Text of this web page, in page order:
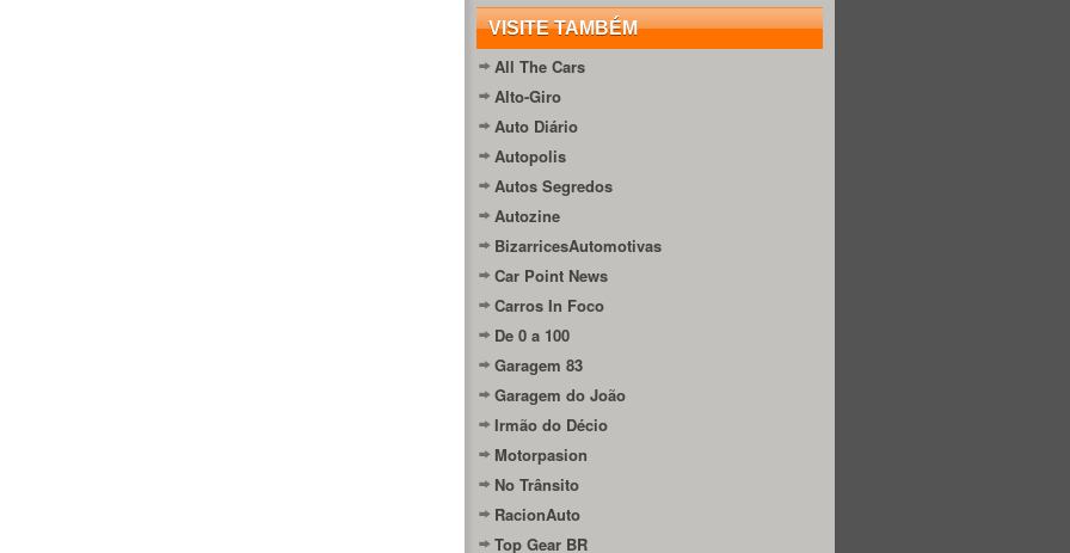
VISITE TAMBÉM
All The Cars
Alto-Giro
Auto Diário
Autopolis
Autos Segredos
Autozine
BizarricesAutomotivas
Car Point News
Carros In Foco
De 0 a 100
Garagem 83
Garagem do João
Irmão do Décio
Motorpasion
No Trânsito
RacionAuto
Top Gear BR